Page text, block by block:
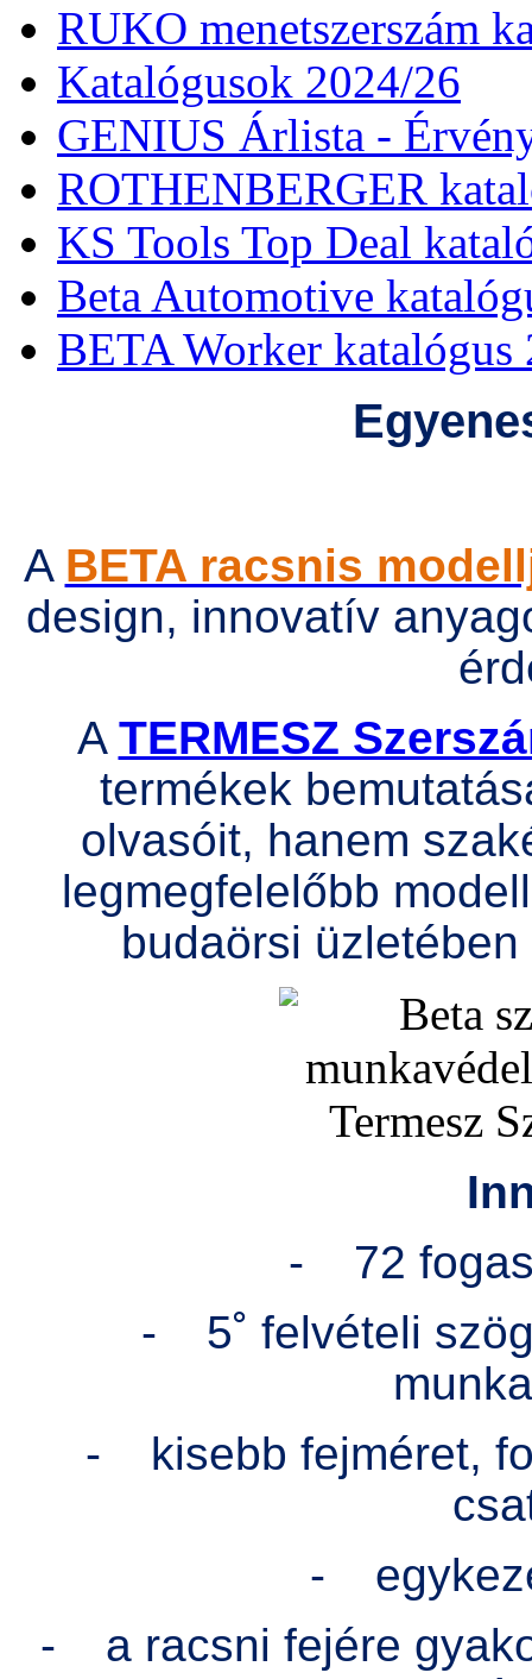
RUKO menetszerszám
Katalógusok 2024/26
GENIUS Árlista -
ROTHENBERGER
KS Tools Top Deal
Beta Automotive
BETA Worker katalógus
A BETA racsnis
design, innovatív
A TERMESZ
termékek
olvasóit, hanem
legmegfelelőbb
budaörsi
-
72
-
5˚ felvételi
-
kisebb fejméret,
-
-
a racsni fejére